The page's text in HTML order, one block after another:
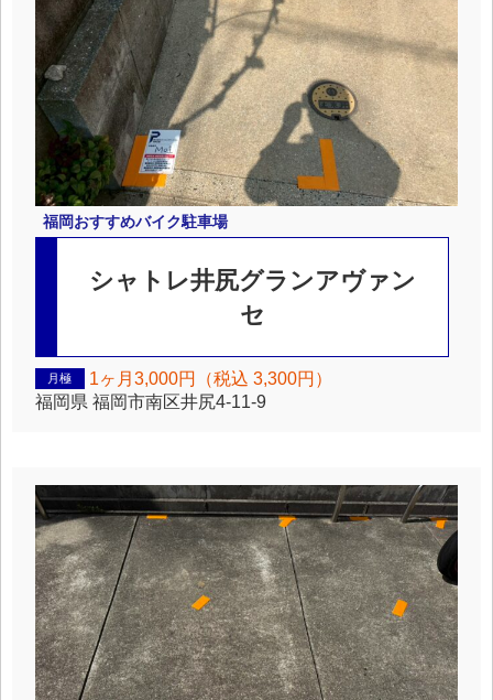
福岡おすすめバイク駐車場
シャトレ井尻グランアヴァン
セ
月極
1ヶ月3,000円（税込 3,300円）
福岡県 福岡市南区井尻4-11-9